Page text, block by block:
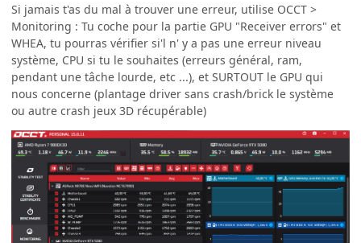
Si jamais t'as du mal à trouver une erreur, utilise OCCT >
Monitoring : Tu coche pour la partie GPU "Receiver errors" et
WHEA, tu pourras vérifier si'l n' y a pas une erreur niveau
système, CPU si tu le souhaites (erreurs général, ram,
pendant une tâche lourde, etc ...), et SURTOUT le GPU qui
nous concerne (plantage driver sans crash/brick le système
ou autre crash jeux 3D récupérable)